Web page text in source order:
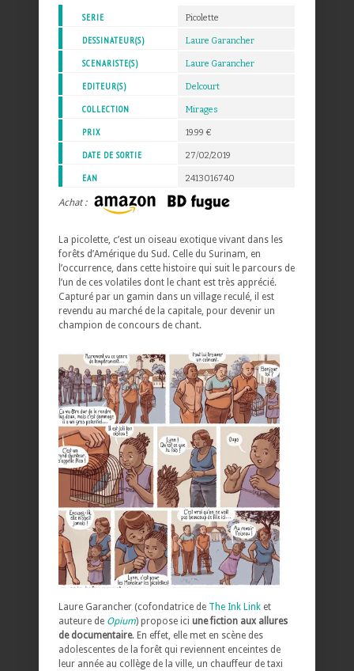
SERIE Picolette
DESSINATEUR(S) Laure Garancher
SCENARISTE(S) Laure Garancher
EDITEUR(S) Delcourt
COLLECTION Mirages
PRIX 19.99 €
DATE DE SORTIE 27/02/2019
EAN 2413016740
Achat :
La picolette, c’est un oiseau exotique vivant dans les
forêts d’Amérique du Sud. Celle du Surinam, en
l’occurrence, dans cette histoire qui suit le parcours de
l’un de ces volatiles dont le chant est très apprécié.
Capturé par un gamin dans un village reculé, il est
revendu au marché de la capitale, pour devenir un
champion de concours de chant.
Laure Garancher (cofondatrice de The Ink Link et
auteure de Opium) propose ici une fiction aux allures
de documentaire. En effet, elle met en scène des
adolescentes de la forêt qui reviennent enceintes de
leur année au collège de la ville, un chauffeur de taxi